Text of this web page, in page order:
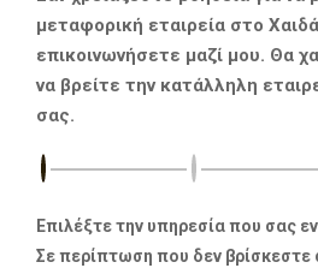
μεταφορική εταιρεία στο
επικοινωνήσετε μαζί μου. Θα
να βρείτε την κατάλληλη
σας.
Επιλέξτε την υπηρεσία που σας
Σε περίπτωση που δεν βρίσκεστε